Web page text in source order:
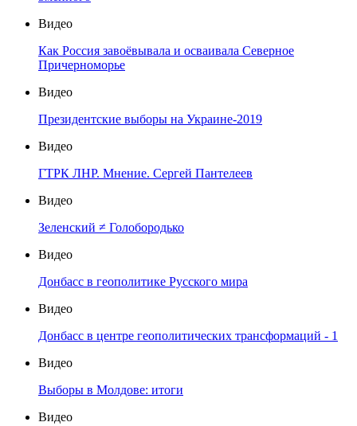
Видео
Как Россия завоёвывала и осваивала Северное
Причерноморье
Видео
Президентские выборы на Украине-2019
Видео
ГТРК ЛНР. Мнение. Сергей Пантелеев
Видео
Зеленский ≠ Голобородько
Видео
Донбасс в геополитике Русского мира
Видео
Донбасс в центре геополитических трансформаций - 1
Видео
Выборы в Молдове: итоги
Видео